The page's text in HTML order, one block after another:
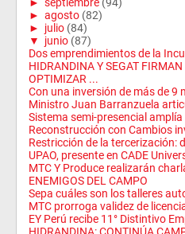
► agosto (82)
► julio (84)
▼
junio (87)
Dos emprendimientos de la
HIDRANDINA Y SEGAT
OPTIMIZAR ...
Con una inversión de más de 9
Ministro Juan Barranzuela
Sistema semi-presencial
Reconstrucción con Cambios
Restricción de la tercerización:
UPAO, presente en CADE
MTC Y Produce realizarán
ENEMIGOS DEL CAMPO
Sepa cuáles son los talleres
MTC prorroga validez de
EY Perú recibe 11° Distintivo